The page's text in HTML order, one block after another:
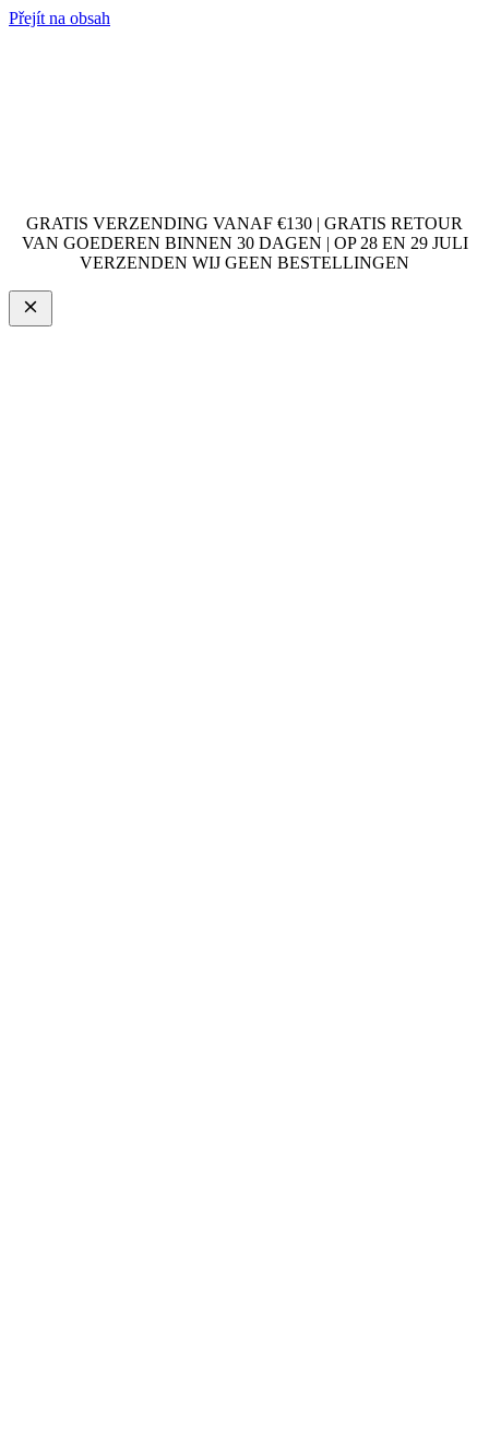
Přejít na obsah
GRATIS VERZENDING VANAF €130 | GRATIS RETOUR
VAN GOEDEREN BINNEN 30 DAGEN | OP 28 EN 29 JULI
VERZENDEN WIJ GEEN BESTELLINGEN